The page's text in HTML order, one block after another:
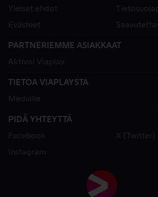
Yleiset ehdot
Evästeet
PARTNERIEMME ASIAKKAAT
Aktivoi Viaplay
TIETOA VIAPLAYSTA
Medialle
PIDÄ YHTEYTTÄ
Facebook
X (Twitter)
Instagram